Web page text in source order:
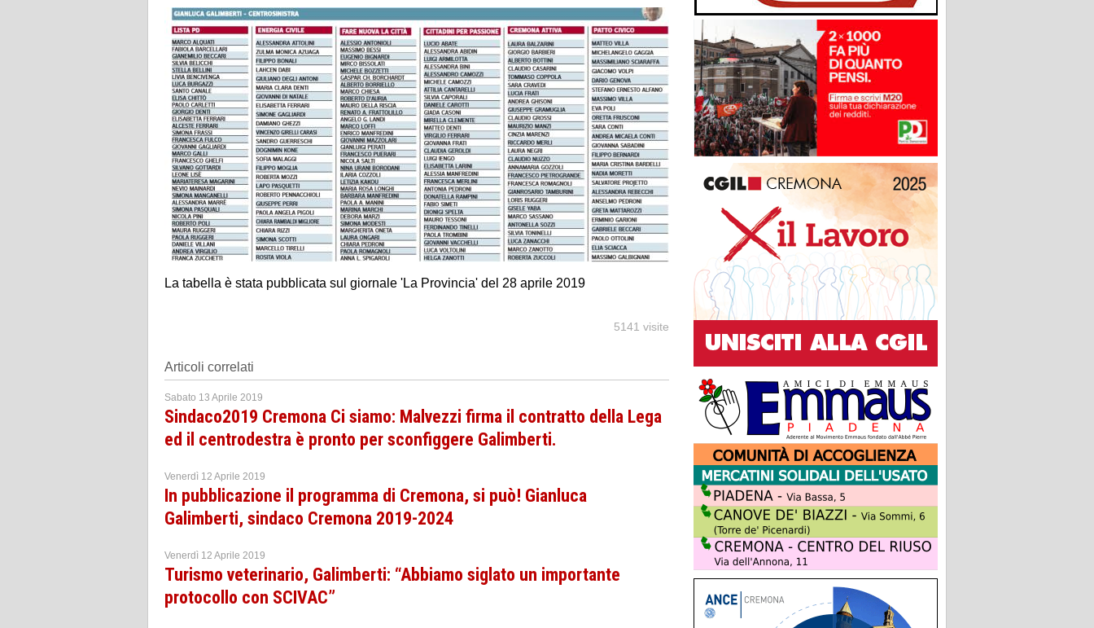
La tabella è stata pubblicata sul giornale 'La Provincia' del 28 aprile 2019
5141 visite
Articoli correlati
Sabato 13 Aprile 2019
Sindaco2019 Cremona Ci siamo: Malvezzi firma il contratto della Lega
ed il centrodestra è pronto per sconfiggere Galimberti.
Venerdì 12 Aprile 2019
In pubblicazione il programma di Cremona, si può! Gianluca
Galimberti, sindaco Cremona 2019-2024
Venerdì 12 Aprile 2019
Turismo veterinario, Galimberti: “Abbiamo siglato un importante
protocollo con SCIVAC”